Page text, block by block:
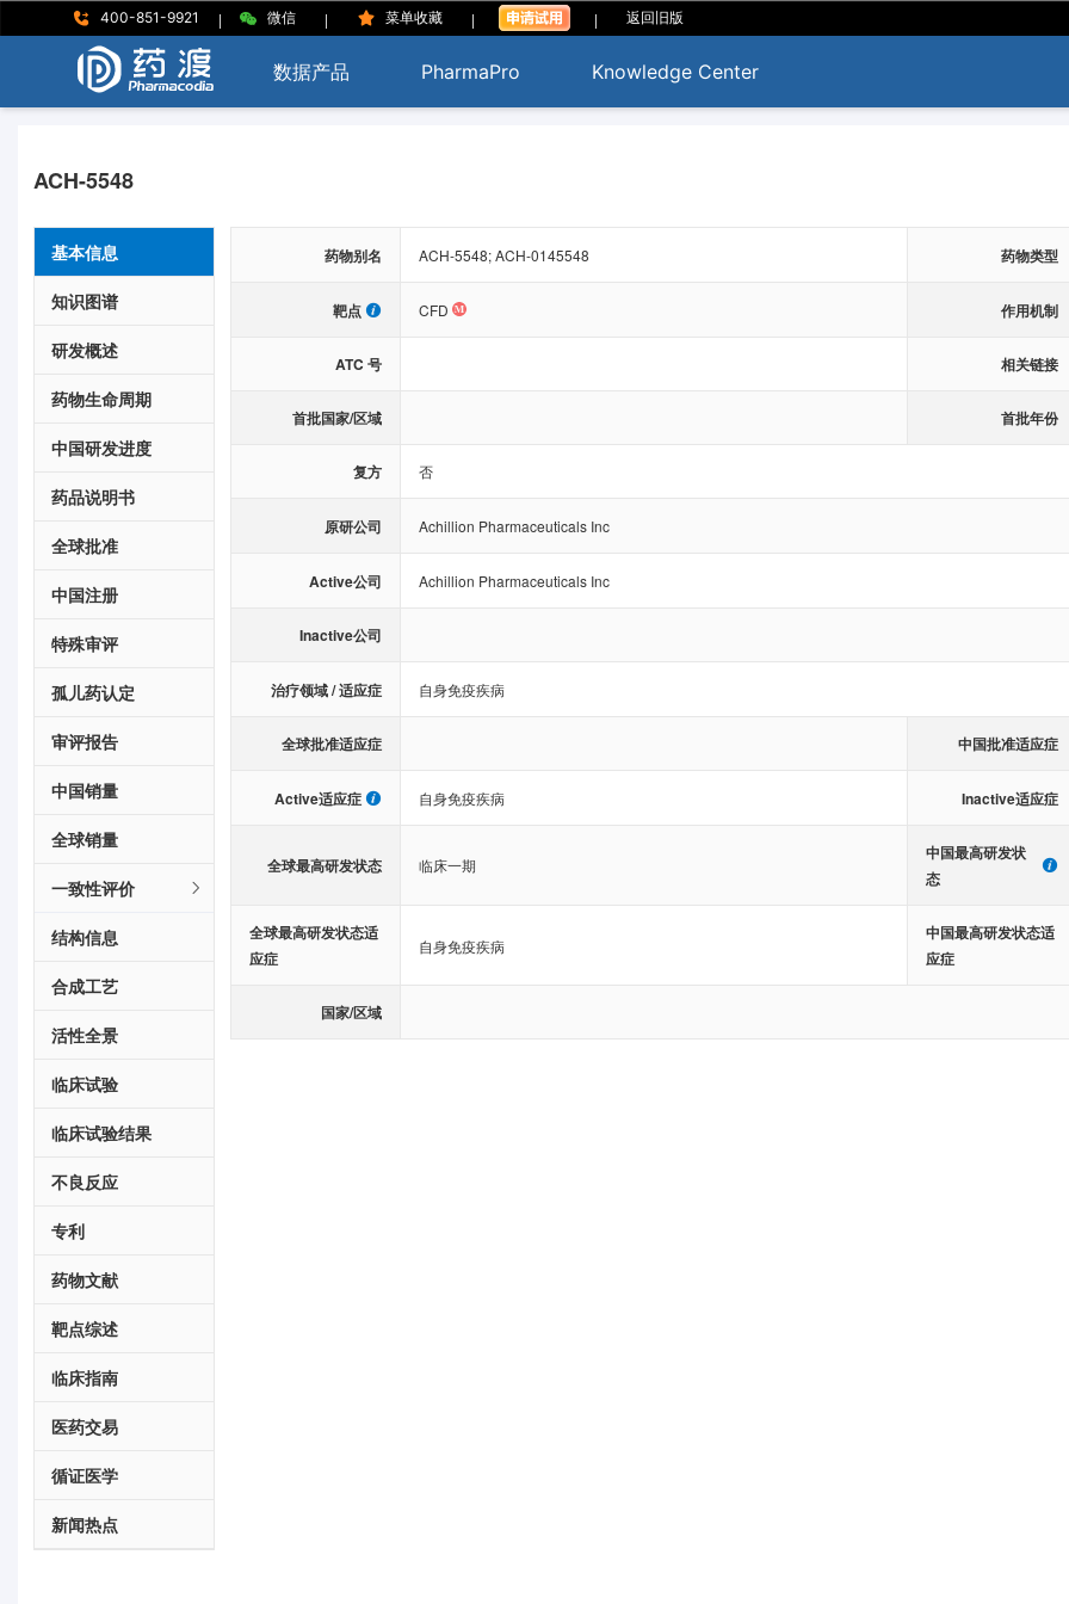
400-851-9921 | 微信 | 菜单收藏 | | 返回旧版
数据产品 PharmaPro Knowledge Center
ACH-5548
基本信息
知识图谱
研发概述
药物生命周期
中国研发进度
药品说明书
全球批准
中国注册
特殊审评
孤儿药认定
审评报告
中国销量
全球销量
一致性评价
结构信息
合成工艺
活性全景
临床试验
临床试验结果
不良反应
专利
药物文献
靶点综述
临床指南
医药交易
循证医学
新闻热点
药物别名 ACH-5548; ACH-0145548 药物类型
靶点 CFD 作用机制
ATC 号 相关链接
首批国家/区域 首批年份
复方 否
原研公司 Achillion Pharmaceuticals Inc
Active公司 Achillion Pharmaceuticals Inc
Inactive公司
治疗领域 / 适应症 自身免疫疾病
全球批准适应症 中国批准适应症
Active适应症 自身免疫疾病 Inactive适应症
全球最高研发状态 临床一期
中国最高研发状
态
全球最高研发状态适
应症
自身免疫疾病
中国最高研发状态适
应症
国家/区域